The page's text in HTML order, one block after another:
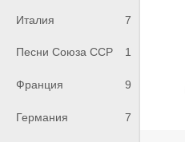
Италия 7
Песни Союза ССР 1
Франция 9
Германия 7